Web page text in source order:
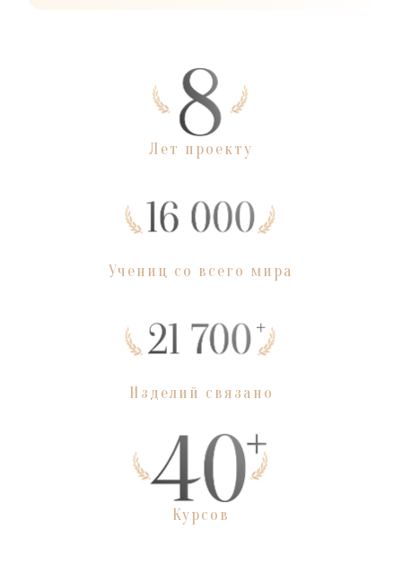
Лет проекту
Учениц со всего мира
Изделий связано
Курсов